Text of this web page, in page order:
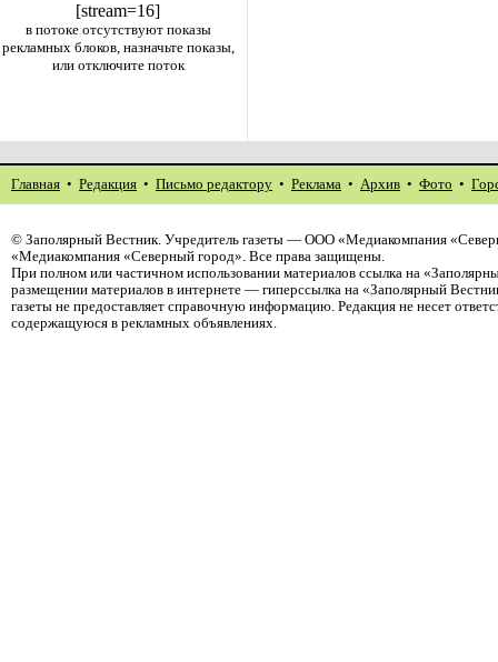
[stream=16]
в потоке отсутствуют показы
рекламных блоков, назначьте показы,
или отключите поток
Главная • Редакция • Письмо редактору • Реклама • Архив • Фото •
© Заполярный Вестник. Учредитель газеты — ООО «Медиакомпания
«Медиакомпания «Северный город». Все права защищены.
При полном или частичном использовании материалов ссылка на
размещении материалов в интернете — гиперссылка на «Заполярный
газеты не предоставляет справочную информацию. Редакция не несет
содержащуюся в рекламных объявлениях.